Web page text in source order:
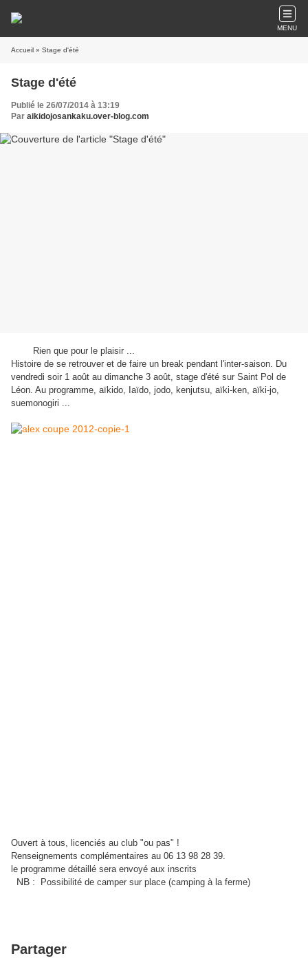
MENU
Accueil » Stage d'été
Stage d'été
Publié le 26/07/2014 à 13:19
Par aikidojosankaku.over-blog.com
Rien que pour le plaisir ...
Histoire de se retrouver et de faire un break pendant l'inter-saison. Du
vendredi soir 1 août au dimanche 3 août, stage d'été sur Saint Pol de
Léon. Au programme, aïkido, Iaïdo, jodo, kenjutsu, aïki-ken, aïki-jo,
suemonogiri ...
Ouvert à tous, licenciés au club "ou pas" !
Renseignements complémentaires au 06 13 98 28 39.
le programme détaillé sera envoyé aux inscrits
NB : Possibilité de camper sur place (camping à la ferme)
Partager